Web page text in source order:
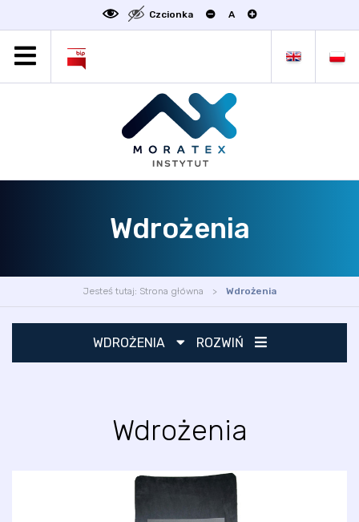
Czcionka A
OGŁOSZENIAWdrożenia
Jesteś tutaj: Strona główna Wdrożenia
WDROŻENIA ROZWIŃ
Wdrożenia